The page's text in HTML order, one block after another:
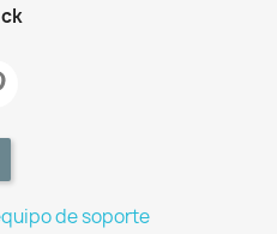
de soporte